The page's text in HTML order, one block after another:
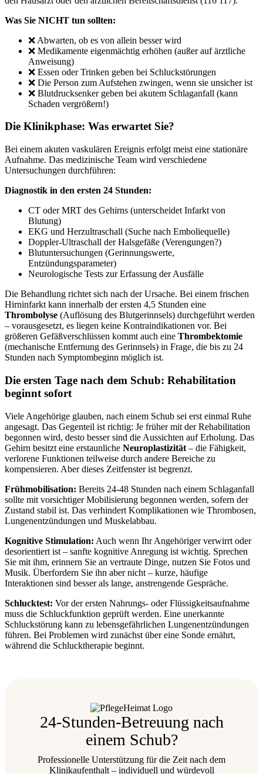
Was Sie NICHT tun sollten:
❌ Abwarten, ob es von allein besser wird
❌ Medikamente eigenmächtig erhöhen (außer auf ärztliche
Anweisung)
❌ Essen oder Trinken geben bei Schluckstörungen
❌ Die Person zum Aufstehen zwingen, wenn sie unsicher ist
❌ Blutdrucksenker geben bei akutem Schlaganfall (kann
Schaden vergrößern!)
Die Klinikphase: Was erwartet Sie?
Bei einem akuten vaskulären Ereignis erfolgt meist eine stationäre
Aufnahme. Das medizinische Team wird verschiedene
Untersuchungen durchführen:
Diagnostik in den ersten 24 Stunden:
CT oder MRT des Gehirns (unterscheidet Infarkt von
Blutung)
EKG und Herzultraschall (Suche nach Emboliequelle)
Doppler-Ultraschall der Halsgefäße (Verengungen?)
Blutuntersuchungen (Gerinnungswerte,
Entzündungsparameter)
Neurologische Tests zur Erfassung der Ausfälle
Die Behandlung richtet sich nach der Ursache. Bei einem frischen
Hirninfarkt kann innerhalb der ersten 4,5 Stunden eine
Thrombolyse (Auflösung des Blutgerinnsels) durchgeführt werden
– vorausgesetzt, es liegen keine Kontraindikationen vor. Bei
größeren Gefäßverschlüssen kommt auch eine Thrombektomie
(mechanische Entfernung des Gerinnsels) in Frage, die bis zu 24
Stunden nach Symptombeginn möglich ist.
Die ersten Tage nach dem Schub: Rehabilitation
beginnt sofort
Viele Angehörige glauben, nach einem Schub sei erst einmal Ruhe
angesagt. Das Gegenteil ist richtig: Je früher mit der Rehabilitation
begonnen wird, desto besser sind die Aussichten auf Erholung. Das
Gehirn besitzt eine erstaunliche Neuroplastizität – die Fähigkeit,
verlorene Funktionen teilweise durch andere Bereiche zu
kompensieren. Aber dieses Zeitfenster ist begrenzt.
Frühmobilisation: Bereits 24-48 Stunden nach einem Schlaganfall
sollte mit vorsichtiger Mobilisierung begonnen werden, sofern der
Zustand stabil ist. Das verhindert Komplikationen wie Thrombosen,
Lungenentzündungen und Muskelabbau.
Kognitive Stimulation: Auch wenn Ihr Angehöriger verwirrt oder
desorientiert ist – sanfte kognitive Anregung ist wichtig. Sprechen
Sie mit ihm, erinnern Sie an vertraute Dinge, nutzen Sie Fotos und
Musik. Überfordern Sie ihn aber nicht – kurze, häufige
Interaktionen sind besser als lange, anstrengende Gespräche.
Schlucktest: Vor der ersten Nahrungs- oder Flüssigkeitsaufnahme
muss die Schluckfunktion geprüft werden. Eine unerkannte
Schluckstörung kann zu lebensgefährlichen Lungenentzündungen
führen. Bei Problemen wird zunächst über eine Sonde ernährt,
während die Schlucktherapie beginnt.
24-Stunden-Betreuung nach
einem Schub?
Professionelle Unterstützung für die Zeit nach dem
Klinikaufenthalt – individuell und würdevoll